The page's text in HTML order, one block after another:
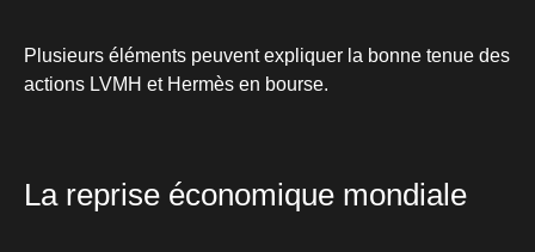
Plusieurs éléments peuvent expliquer la bonne tenue des
actions LVMH et Hermès en bourse.
La reprise économique mondiale